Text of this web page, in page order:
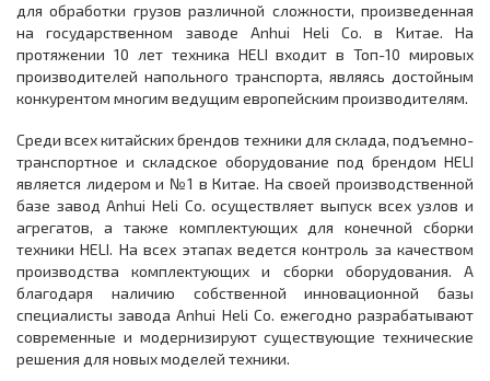
для обработки грузов различной сложности, произведенная
на государственном заводе Anhui Heli Co. в Китае. На
протяжении 10 лет техника HELI входит в Топ-10 мировых
производителей напольного транспорта, являясь достойным
конкурентом многим ведущим европейским производителям.
Среди всех китайских брендов техники для склада, подъемно-
транспортное и складское оборудование под брендом HELI
является лидером и №1 в Китае. На своей производственной
базе завод Anhui Heli Co. осуществляет выпуск всех узлов и
агрегатов, а также комплектующих для конечной сборки
техники HELI. На всех этапах ведется контроль за качеством
производства комплектующих и сборки оборудования. А
благодаря наличию собственной инновационной базы
специалисты завода Anhui Heli Co. ежегодно разрабатывают
современные и модернизируют существующие технические
решения для новых моделей техники.